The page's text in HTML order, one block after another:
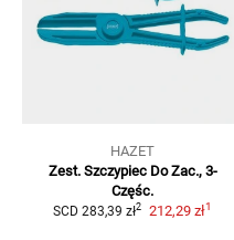
HAZET
Zest. Szczypiec Do Zac., 3-
Częśc.
SCD 283,39 zł2 212,29 zł1